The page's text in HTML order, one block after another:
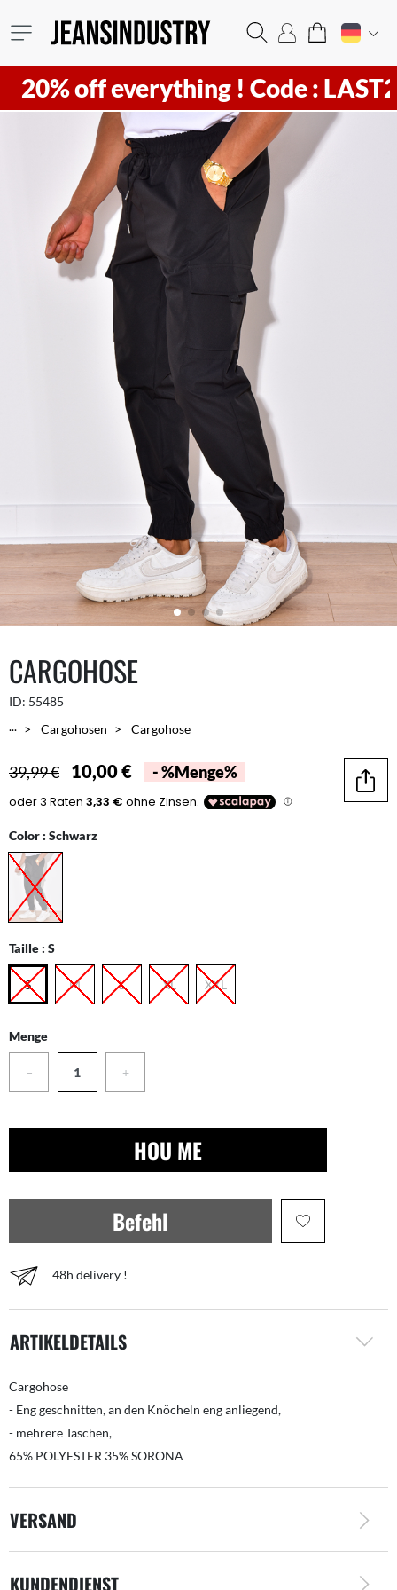
everything !Code : LAST20 !
CARGOHOSE
ID: 55485
...
Cargohosen Cargohose
39,99 € 10,00 € - %Menge% Teilen
Color : Schwarz
Taille : S
S M L XL XXL
Menge
− +
HOU ME
Befehl
48h delivery !
ARTIKELDETAILS
Cargohose
- Eng geschnitten, an den Knöcheln eng anliegend,
- mehrere Taschen,
65% POLYESTER 35% SORONA
VERSAND
KUNDENDIENST